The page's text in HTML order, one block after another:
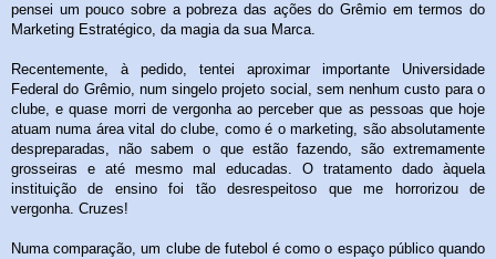
pensei um pouco sobre a pobreza das ações do Grêmio em termos do
Marketing Estratégico, da magia da sua Marca.
Recentemente, à pedido, tentei aproximar importante Universidade
Federal do Grêmio, num singelo projeto social, sem nenhum custo para o
clube, e quase morri de vergonha ao perceber que as pessoas que hoje
atuam numa área vital do clube, como é o marketing, são absolutamente
despreparadas, não sabem o que estão fazendo, são extremamente
grosseiras e até mesmo mal educadas. O tratamento dado àquela
instituição de ensino foi tão desrespeitoso que me horrorizou de
vergonha. Cruzes!
Numa comparação, um clube de futebol é como o espaço público quando